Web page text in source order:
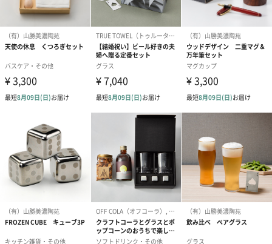
商品詳細情報
ステンレス
幅・奥行・高
さ
・二重タンブラー：φ75・137mm
・アイスキューブ：25mm・25mm・25mm
外装の形状
化粧箱
サイズ（外
装）
145mm・135mm・78mm
ジ全体重量
パッケージ内
同梱物
説明書